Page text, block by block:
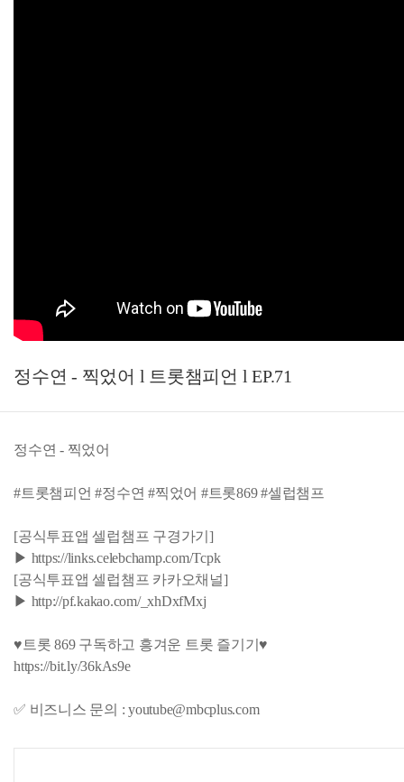
정수연 - 찍었어 l 트롯챔피언 l EP.71
정수연 - 찍었어
#트롯챔피언 #정수연 #찍었어 #트롯869 #셀럽챔프
[공식투표앱 셀럽챔프 구경가기]
▶ https://links.celebchamp.com/Tcpk
[공식투표앱 셀럽챔프 카카오채널]
▶ http://pf.kakao.com/_xhDxfMxj
♥트롯 869 구독하고 흥겨운 트롯 즐기기♥
https://bit.ly/36kAs9e
✅ 비즈니스 문의 : youtube@mbcplus.com